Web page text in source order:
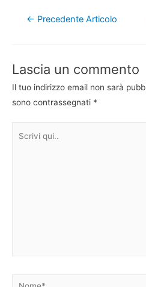
Navigazione
← Precedente Articolo
Lascia un commento
Il tuo indirizzo email non sarà
sono contrassegnati *
Nome*